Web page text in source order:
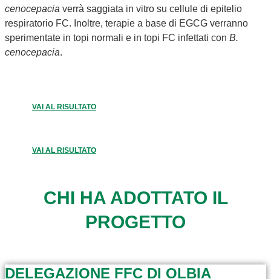
cenocepacia verrà saggiata in vitro su cellule di epitelio
respiratorio FC. Inoltre, terapie a base di EGCG verranno
sperimentate in topi normali e in topi FC infettati con B.
cenocepacia.
VAI AL RISULTATO
VAI AL RISULTATO
CHI HA ADOTTATO IL
PROGETTO
DELEGAZIONE FFC DI OLBIA